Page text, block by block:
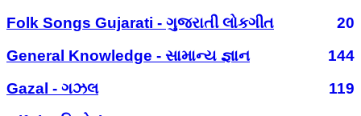
Folk Songs Gujarati - ગુજરાતી લોકગીત
20
General Knowledge - સામાન્ય જ્ઞાન
144
Gazal - ગઝલ
119